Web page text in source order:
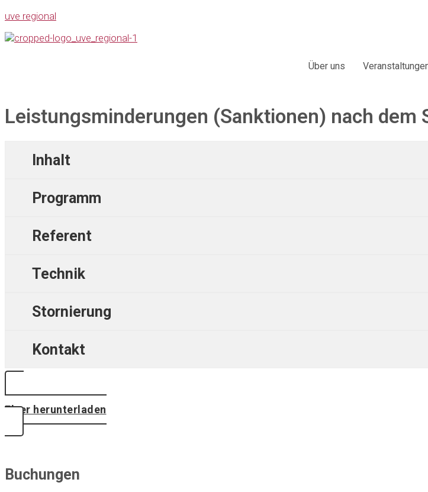
uve regional
Über uns
Leistungsminderungen (Sanktionen) nach dem
Inhalt
Programm
Referent
Technik
Stornierung
Kontakt
Flyer herunterladen
Buchungen